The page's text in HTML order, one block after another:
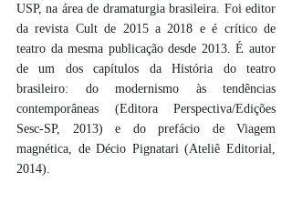
USP, na área de dramaturgia brasileira. Foi editor
da revista Cult de 2015 a 2018 e é crítico de
teatro da mesma publicação desde 2013. É autor
de um dos capítulos da História do teatro
brasileiro: do modernismo às tendências
contemporâneas (Editora Perspectiva/Edições
Sesc-SP, 2013) e do prefácio de Viagem
magnética, de Décio Pignatari (Ateliê Editorial,
2014).